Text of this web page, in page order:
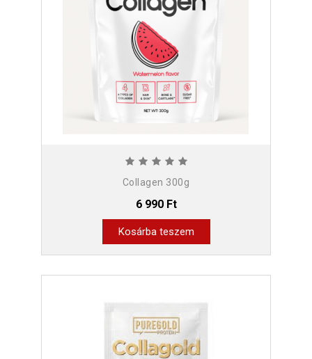
Collagen 300g
6 990 Ft
Kosárba teszem